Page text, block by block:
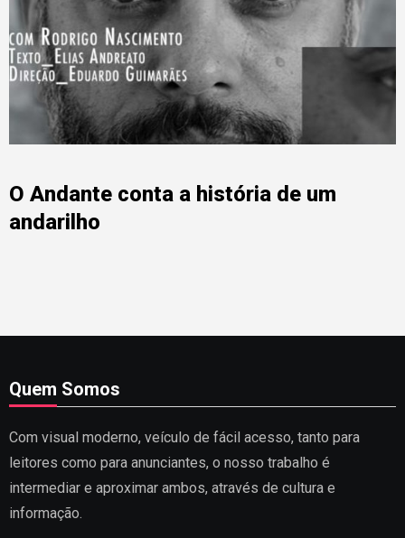
O Andante conta a história de um
andarilho
Quem Somos
Com visual moderno, veículo de fácil acesso, tanto para
leitores como para anunciantes, o nosso trabalho é
intermediar e aproximar ambos, através de cultura e
informação.